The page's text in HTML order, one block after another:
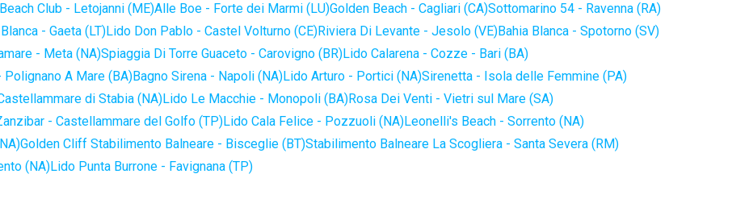
Club - Letojanni (ME)Alle Boe - Forte dei Marmi (LU)Golden Beach - Cagliari (CA)Sottomarino 54 - Ravenna (RA)
- Gaeta (LT)Lido Don Pablo - Castel Volturno (CE)Riviera Di Levante - Jesolo (VE)Bahia Blanca - Spotorno (SV)
- Meta (NA)Spiaggia Di Torre Guaceto - Carovigno (BR)Lido Calarena - Cozze - Bari (BA)
Polignano A Mare (BA)Bagno Sirena - Napoli (NA)Lido Arturo - Portici (NA)Sirenetta - Isola delle Femmine (PA)
di Stabia (NA)Lido Le Macchie - Monopoli (BA)Rosa Dei Venti - Vietri sul Mare (SA)
- Castellammare del Golfo (TP)Lido Cala Felice - Pozzuoli (NA)Leonelli's Beach - Sorrento (NA)
Golden Cliff Stabilimento Balneare - Bisceglie (BT)Stabilimento Balneare La Scogliera - Santa Severa (RM)
(NA)Lido Punta Burrone - Favignana (TP)